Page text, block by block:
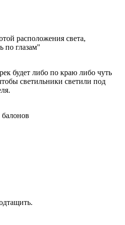
расположения света,
по глазам"
будет либо по краю либо чуть
светильники светили под